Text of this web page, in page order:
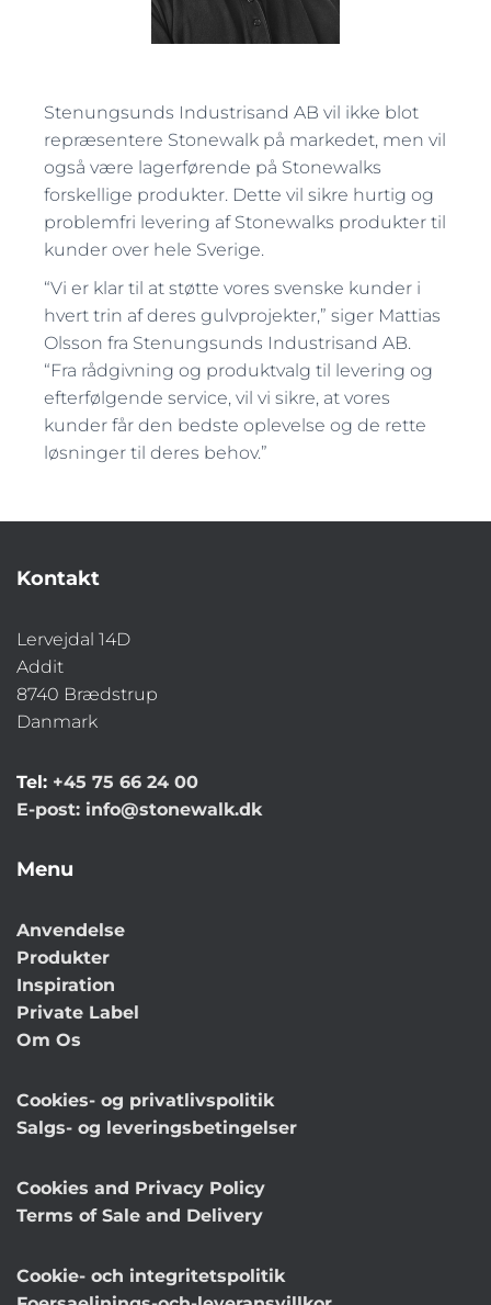
Stenungsunds Industrisand AB vil ikke blot
repræsentere Stonewalk på markedet, men vil
også være lagerførende på Stonewalks
forskellige produkter. Dette vil sikre hurtig og
problemfri levering af Stonewalks produkter til
kunder over hele Sverige.
“Vi er klar til at støtte vores svenske kunder i
hvert trin af deres gulvprojekter,” siger Mattias
Olsson fra Stenungsunds Industrisand AB.
“Fra rådgivning og produktvalg til levering og
efterfølgende service, vil vi sikre, at vores
kunder får den bedste oplevelse og de rette
løsninger til deres behov.”
Kontakt
Lervejdal 14D
Addit
8740 Brædstrup
Danmark
Tel: +45 75 66 24 00
E-post: info@stonewalk.dk
Menu
Anvendelse
Produkter
Inspiration
Private Label
Om Os
Cookies- og privatlivspolitik
Salgs- og leveringsbetingelser
Cookies and Privacy Policy
Terms of Sale and Delivery
Cookie- och integritetspolitik